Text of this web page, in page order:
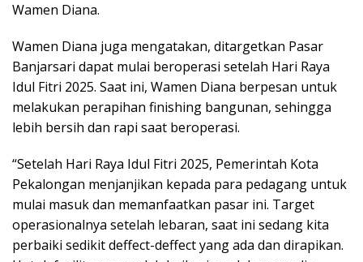
Wamen Diana.
Wamen Diana juga mengatakan, ditargetkan Pasar
Banjarsari dapat mulai beroperasi setelah Hari Raya
Idul Fitri 2025. Saat ini, Wamen Diana berpesan untuk
melakukan perapihan finishing bangunan, sehingga
lebih bersih dan rapi saat beroperasi.
“Setelah Hari Raya Idul Fitri 2025, Pemerintah Kota
Pekalongan menjanjikan kepada para pedagang untuk
mulai masuk dan memanfaatkan pasar ini. Target
operasionalnya setelah lebaran, saat ini sedang kita
perbaiki sedikit deffect-deffect yang ada dan dirapikan.